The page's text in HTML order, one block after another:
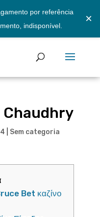
por referência
indisponível.
×
Chaudhry
Sem categoria
Bet καζίνο